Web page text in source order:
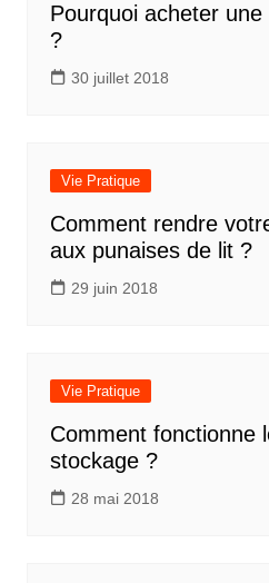
Pourquoi acheter
?
30 juillet 2018
Vie Pratique
Comment rendre
aux punaises de lit ?
29 juin 2018
Vie Pratique
Comment fonctionne
stockage ?
28 mai 2018